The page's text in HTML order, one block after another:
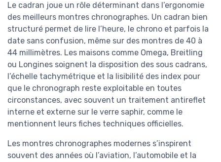
Le cadran joue un rôle déterminant dans l’ergonomie
des meilleurs montres chronographes. Un cadran bien
structuré permet de lire l’heure, le chrono et parfois la
date sans confusion, même sur des montres de 40 à
44 millimètres. Les maisons comme Omega, Breitling
ou Longines soignent la disposition des sous cadrans,
l’échelle tachymétrique et la lisibilité des index pour
que le chronograph reste exploitable en toutes
circonstances, avec souvent un traitement antireflet
interne et externe sur le verre saphir, comme le
mentionnent leurs fiches techniques officielles.
Les montres chronographes modernes s’inspirent
souvent des années où l’aviation, l’automobile et la